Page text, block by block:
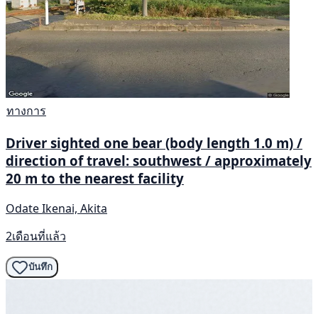
ทางการ
Driver sighted one bear (body length 1.0 m) /
direction of travel: southwest / approximately
20 m to the nearest facility
Odate Ikenai, Akita
2เดือนที่แล้ว
บันทึก